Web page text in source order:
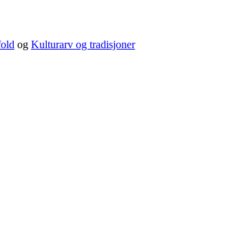
og Kulturarv og tradisjoner